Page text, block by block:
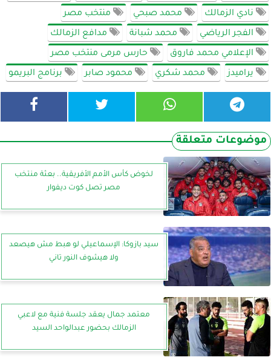
نادي الزمالك محمد صبحي منتخب مصر
الفجر الرياضي محمد شبانة مدافع الزمالك
الإعلامي محمد فاروق حارس مرمى منتخب مصر
يراميدز محمد شكري محمود صابر برنامج البريمو
موضوعات متعلقة
لخوض كأس الأمم الأفريقية.. بعثة منتخب
مصر تصل كوت ديفوار
سيد بازوكا: الإسماعيلي لو هبط مش هيصعد
ولا هيشوف النور تاني
معتمد جمال يعقد جلسة فنية مع لاعبي
الزمالك بحضور عبدالواحد السيد